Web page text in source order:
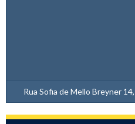
Rua Sofia de Mello Breyner